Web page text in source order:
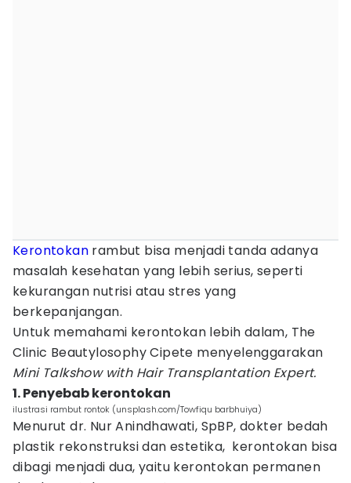
Kerontokan rambut bisa menjadi tanda adanya
masalah kesehatan yang lebih serius, seperti
kekurangan nutrisi atau stres yang
berkepanjangan.
Untuk memahami kerontokan lebih dalam, The
Clinic Beautylosophy Cipete menyelenggarakan
Mini Talkshow with Hair Transplantation Expert.
1. Penyebab kerontokan
ilustrasi rambut rontok (unsplash.com/Towfiqu barbhuiya)
Menurut dr. Nur Anindhawati, SpBP, dokter bedah
plastik rekonstruksi dan estetika, kerontokan bisa
dibagi menjadi dua, yaitu kerontokan permanen